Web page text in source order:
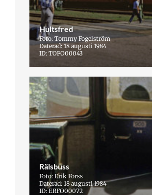
Hultsfred
Foto: Tommy Fogelström
Daterad: 18 augusti 1984
ID: TOFO00043
Rälsbuss
Foto: Erik Forss
Daterad: 18 augusti 1984
ID: ERFO00072